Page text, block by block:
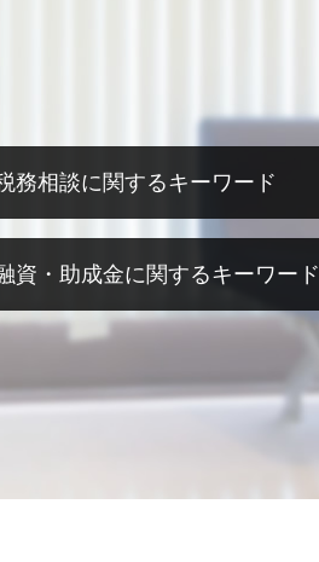
務相談に関するキーワード
税務相談 相続
税務相談 退職金
税務相談 確定申告
法人税 節税
資・助成金に関するキーワード
融資 税理士
助成金とは 簡単に